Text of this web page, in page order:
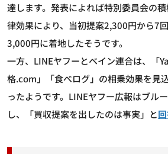
達します。発表によれば特別委員会の
律効果により、当初提案2,300円から7
3,000円に着地したそうです。
一方、LINEヤフーとベイン連合は、「
格.com」「食べログ」の相乗効果を見
ったようです。LINEヤフー広報はブル
し、「買収提案を出したのは事実」と